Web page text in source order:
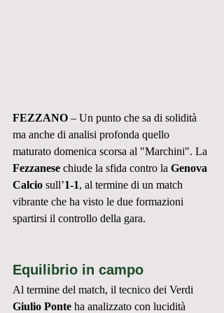
FEZZANO – Un punto che sa di solidità
ma anche di analisi profonda quello
maturato domenica scorsa al "Marchini". La
Fezzanese chiude la sfida contro la Genova
Calcio sull’1-1, al termine di un match
vibrante che ha visto le due formazioni
spartirsi il controllo della gara.
Equilibrio in campo
Al termine del match, il tecnico dei Verdi
Giulio Ponte ha analizzato con lucidità